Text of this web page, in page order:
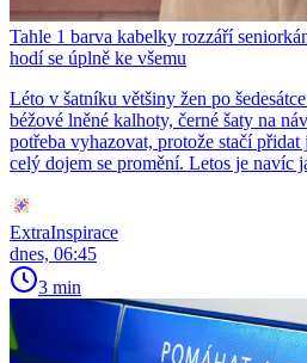
Tahle 1 barva kabelky rozzáří
hodí se úplně ke všemu
Léto v šatníku většiny žen po
béžové lněné kalhoty, černé šaty na
potřeba vyhazovat, protože stačí
celý dojem se promění. Letos je navíc
ExtraInspirace
dnes, 06:45
3 min